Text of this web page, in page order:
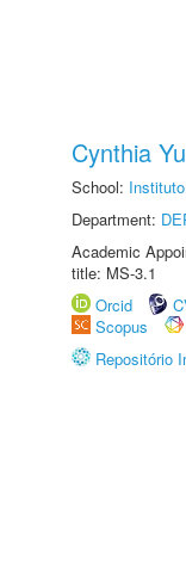
Cynthia
School:
Department:
Academic
title: MS-3.1
Orcid
Scopus
Repositório